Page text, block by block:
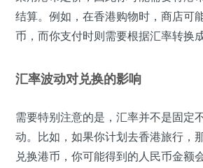
结算。例如，在香港购物时，商店可
币，而你支付时则需要根据汇率转换
汇率波动对兑换的影响
需要特别注意的是，汇率并不是固定
动。比如，如果你计划去香港旅行，
兑换港币，你可能得到的人民币金额